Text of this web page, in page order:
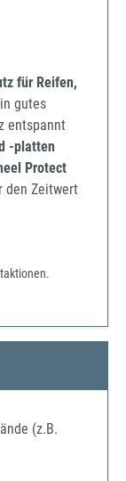
für Reifen,
gutes
entspannt
-platten
Protect
den Zeitwert
(z.B.